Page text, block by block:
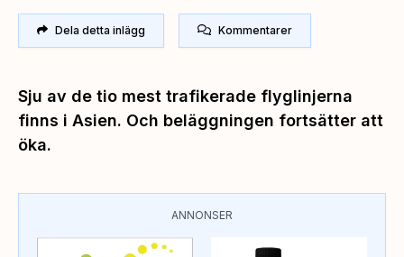
Dela detta inlägg Kommentarer
Sju av de tio mest trafikerade flyglinjerna
finns i Asien. Och beläggningen fortsätter att
öka.
ANNONSER